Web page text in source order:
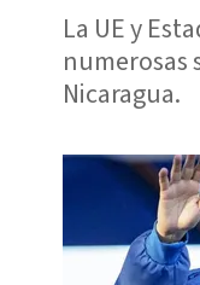
La UE y
numerosas
Nicaragua.